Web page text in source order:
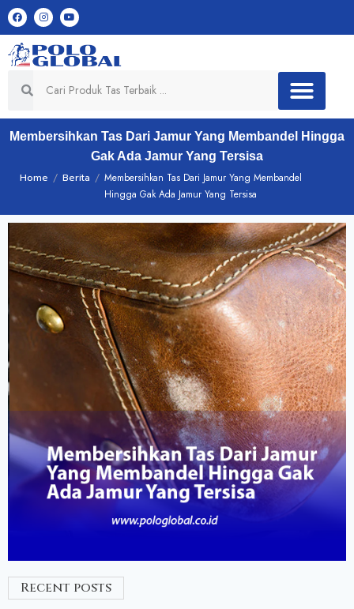
Membersihkan Tas Dari Jamur Yang Membandel Hingga
Gak Ada Jamur Yang Tersisa
Home / Berita / Membersihkan Tas Dari Jamur Yang Membandel
Hingga Gak Ada Jamur Yang Tersisa
Recent posts